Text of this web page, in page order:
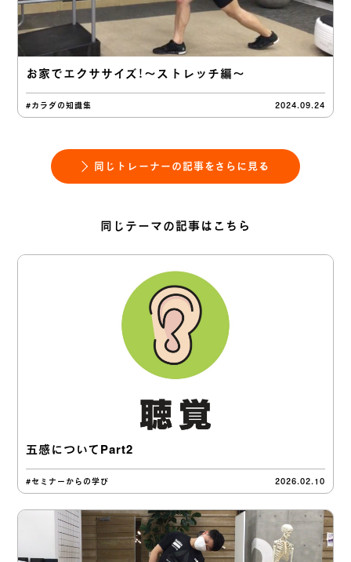
お家でエクササイズ！〜ストレッチ編〜
#カラダの知識集 2024.09.24
同じトレーナーの記事をさらに見る
同じテーマの記事はこちら
五感についてPart2
#セミナーからの学び 2026.02.10